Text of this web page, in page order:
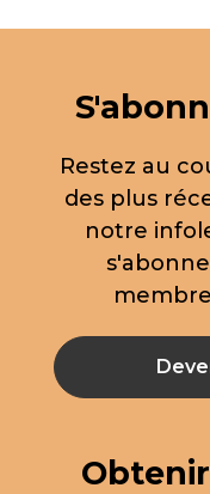
Restez au
des plus
notre